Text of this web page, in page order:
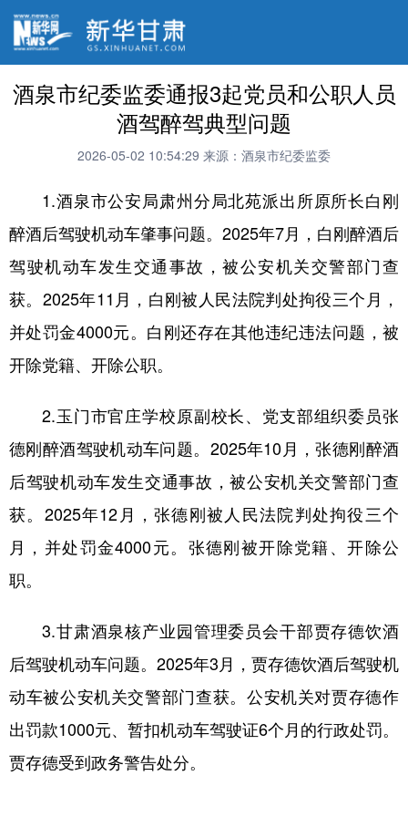
酒泉市纪委监委通报3起党员和公职人员
酒驾醉驾典型问题
2026-05-02 10:54:29 来源：酒泉市纪委监委
1.酒泉市公安局肃州分局北苑派出所原所长白刚
醉酒后驾驶机动车肇事问题。2025年7月，白刚醉酒后
驾驶机动车发生交通事故，被公安机关交警部门查
获。2025年11月，白刚被人民法院判处拘役三个月，
并处罚金4000元。白刚还存在其他违纪违法问题，被
开除党籍、开除公职。
2.玉门市官庄学校原副校长、党支部组织委员张
德刚醉酒驾驶机动车问题。2025年10月，张德刚醉酒
后驾驶机动车发生交通事故，被公安机关交警部门查
获。2025年12月，张德刚被人民法院判处拘役三个
月，并处罚金4000元。张德刚被开除党籍、开除公
职。
3.甘肃酒泉核产业园管理委员会干部贾存德饮酒
后驾驶机动车问题。2025年3月，贾存德饮酒后驾驶机
动车被公安机关交警部门查获。公安机关对贾存德作
出罚款1000元、暂扣机动车驾驶证6个月的行政处罚。
贾存德受到政务警告处分。